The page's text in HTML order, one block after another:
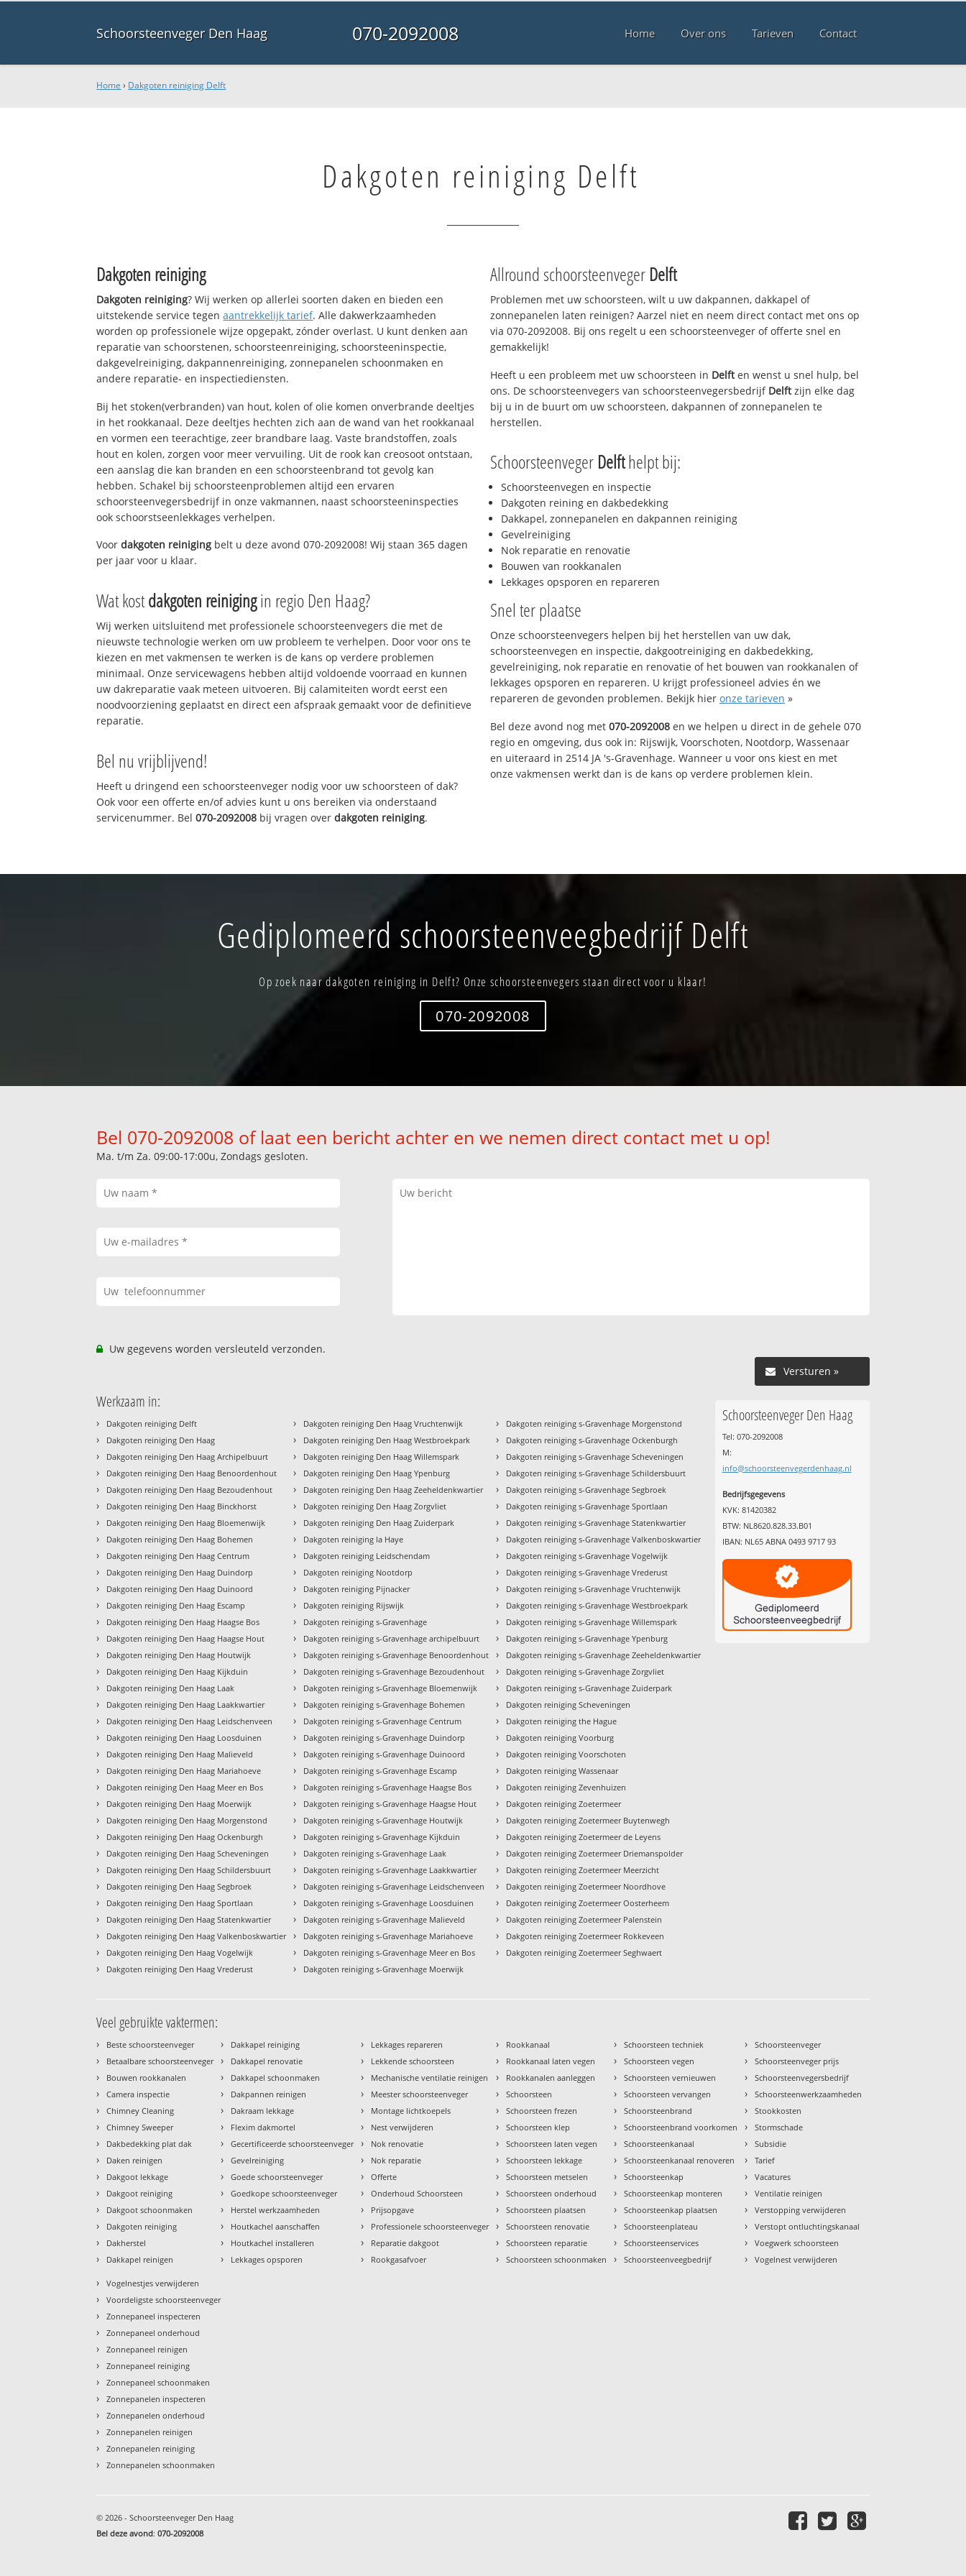
Schoorsteenveger Den Haag 070-2092008 Home Over ons Tarieven Contact
Home › Dakgoten reiniging Delft
Dakgoten reiniging Delft
Dakgoten reiniging
Dakgoten reiniging? Wij werken op allerlei soorten daken en bieden een
uitstekende service tegenaantrekkelijk tarief. Alle dakwerkzaamheden
worden op professionele wijze opgepakt, zónder overlast. U kunt denken aan
reparatie van schoorstenen, schoorsteenreiniging, schoorsteeninspectie,
dakgevelreiniging, dakpannenreiniging, zonnepanelen schoonmaken en
andere reparatie- en inspectiediensten.
Bij het stoken(verbranden) van hout, kolen of olie komen onverbrande deeltjes
in het rookkanaal. Deze deeltjes hechten zich aan de wand van het rookkanaal
en vormen een teerachtige, zeer brandbare laag. Vaste brandstoffen, zoals
hout en kolen, zorgen voor meer vervuiling. Uit de rook kan creosoot ontstaan,
een aanslag die kan branden en een schoorsteenbrand tot gevolg kan
hebben. Schakel bij schoorsteenproblemen altijd een ervaren
schoorsteenvegersbedrijf in onze vakmannen, naast schoorsteeninspecties
ook schoorstseenlekkages verhelpen.
Voordakgoten reiniging belt u deze avond 070-2092008! Wij staan 365 dagen
per jaar voor u klaar.
Wat kostdakgoten reinigingin regio Den Haag?
Wij werken uitsluitend met professionele schoorsteenvegers die met de
nieuwste technologie werken om uw probleem te verhelpen. Door voor ons te
kiezen en met vakmensen te werken is de kans op verdere problemen
minimaal. Onze servicewagens hebben altijd voldoende voorraad en kunnen
uw dakreparatie vaak meteen uitvoeren. Bij calamiteiten wordt eerst een
noodvoorziening geplaatst en direct een afspraak gemaakt voor de definitieve
reparatie.
Bel nu vrijblijvend!
Heeft u dringend een schoorsteenveger nodig voor uw schoorsteen of dak?
Ook voor een offerte en/of advies kunt u ons bereiken via onderstaand
servicenummer. Bel070-2092008 bij vragen overdakgoten reiniging.
Allround schoorsteenveger Delft
Problemen met uw schoorsteen, wilt u uw dakpannen, dakkapel of
zonnepanelen laten reinigen? Aarzel niet en neem direct contact met ons op
via 070-2092008. Bij ons regelt u een schoorsteenveger of offerte snel en
gemakkelijk!
Heeft u een probleem met uw schoorsteen in Delften wenst u snel hulp, bel
ons. De schoorsteenvegers van schoorsteenvegersbedrijf Delftzijn elke dag
bij u in de buurt om uw schoorsteen, dakpannen of zonnepanelen te
herstellen.
Schoorsteenveger Delfthelpt bij:
Schoorsteenvegen en inspectie
Dakgoten reining en dakbedekking
Dakkapel, zonnepanelen en dakpannen reiniging
Gevelreiniging
Nok reparatie en renovatie
Bouwen van rookkanalen
Lekkages opsporen en repareren
Snel ter plaatse
Onze schoorsteenvegers helpen bij het herstellen van uw dak,
schoorsteenvegen en inspectie, dakgootreiniging en dakbedekking,
gevelreiniging, nok reparatie en renovatie of het bouwen van rookkanalen of
lekkages opsporen en repareren. U krijgt professioneel advies én we
repareren de gevonden problemen. Bekijk hier onze tarieven »
Bel deze avond nog met 070-2092008 en we helpen u direct in de gehele 070
regio en omgeving, dus ook in: Rijswijk, Voorschoten, Nootdorp, Wassenaar
en uiteraard in 2514 JA 's-Gravenhage. Wanneer u voor ons kiest en met
onze vakmensen werkt dan is de kans op verdere problemen klein.
Gediplomeerd schoorsteenveegbedrijf Delft
Op zoek naar dakgoten reiniging in Delft? Onze schoorsteenvegers staan direct voor u klaar!
070-2092008
Bel 070-2092008 of laat een bericht achter en we nemen direct contact met u op!
Ma. t/m Za. 09:00-17:00u, Zondags gesloten.
Uw gegevens worden versleuteld verzonden.
Versturen »
Werkzaam in:
› Dakgoten reiniging Delft
› Dakgoten reiniging Den Haag
› Dakgoten reiniging Den Haag Archipelbuurt
› Dakgoten reiniging Den Haag Benoordenhout
› Dakgoten reiniging Den Haag Bezoudenhout
› Dakgoten reiniging Den Haag Binckhorst
› Dakgoten reiniging Den Haag Bloemenwijk
› Dakgoten reiniging Den Haag Bohemen
› Dakgoten reiniging Den Haag Centrum
› Dakgoten reiniging Den Haag Duindorp
› Dakgoten reiniging Den Haag Duinoord
› Dakgoten reiniging Den Haag Escamp
› Dakgoten reiniging Den Haag Haagse Bos
› Dakgoten reiniging Den Haag Haagse Hout
› Dakgoten reiniging Den Haag Houtwijk
› Dakgoten reiniging Den Haag Kijkduin
› Dakgoten reiniging Den Haag Laak
› Dakgoten reiniging Den Haag Laakkwartier
› Dakgoten reiniging Den Haag Leidschenveen
› Dakgoten reiniging Den Haag Loosduinen
› Dakgoten reiniging Den Haag Malieveld
› Dakgoten reiniging Den Haag Mariahoeve
› Dakgoten reiniging Den Haag Meer en Bos
› Dakgoten reiniging Den Haag Moerwijk
› Dakgoten reiniging Den Haag Morgenstond
› Dakgoten reiniging Den Haag Ockenburgh
› Dakgoten reiniging Den Haag Scheveningen
› Dakgoten reiniging Den Haag Schildersbuurt
› Dakgoten reiniging Den Haag Segbroek
› Dakgoten reiniging Den Haag Sportlaan
› Dakgoten reiniging Den Haag Statenkwartier
› Dakgoten reiniging Den Haag Valkenboskwartier
› Dakgoten reiniging Den Haag Vogelwijk
› Dakgoten reiniging Den Haag Vrederust
› Dakgoten reiniging Den Haag Vruchtenwijk
› Dakgoten reiniging Den Haag Westbroekpark
› Dakgoten reiniging Den Haag Willemspark
› Dakgoten reiniging Den Haag Ypenburg
› Dakgoten reiniging Den Haag Zeeheldenkwartier
› Dakgoten reiniging Den Haag Zorgvliet
› Dakgoten reiniging Den Haag Zuiderpark
› Dakgoten reiniging la Haye
› Dakgoten reiniging Leidschendam
› Dakgoten reiniging Nootdorp
› Dakgoten reiniging Pijnacker
› Dakgoten reiniging Rijswijk
› Dakgoten reiniging s-Gravenhage
› Dakgoten reiniging s-Gravenhage archipelbuurt
› Dakgoten reiniging s-Gravenhage Benoordenhout
› Dakgoten reiniging s-Gravenhage Bezoudenhout
› Dakgoten reiniging s-Gravenhage Bloemenwijk
› Dakgoten reiniging s-Gravenhage Bohemen
› Dakgoten reiniging s-Gravenhage Centrum
› Dakgoten reiniging s-Gravenhage Duindorp
› Dakgoten reiniging s-Gravenhage Duinoord
› Dakgoten reiniging s-Gravenhage Escamp
› Dakgoten reiniging s-Gravenhage Haagse Bos
› Dakgoten reiniging s-Gravenhage Haagse Hout
› Dakgoten reiniging s-Gravenhage Houtwijk
› Dakgoten reiniging s-Gravenhage Kijkduin
› Dakgoten reiniging s-Gravenhage Laak
› Dakgoten reiniging s-Gravenhage Laakkwartier
› Dakgoten reiniging s-Gravenhage Leidschenveen
› Dakgoten reiniging s-Gravenhage Loosduinen
› Dakgoten reiniging s-Gravenhage Malieveld
› Dakgoten reiniging s-Gravenhage Mariahoeve
› Dakgoten reiniging s-Gravenhage Meer en Bos
› Dakgoten reiniging s-Gravenhage Moerwijk
› Dakgoten reiniging s-Gravenhage Morgenstond
› Dakgoten reiniging s-Gravenhage Ockenburgh
› Dakgoten reiniging s-Gravenhage Scheveningen
› Dakgoten reiniging s-Gravenhage Schildersbuurt
› Dakgoten reiniging s-Gravenhage Segbroek
› Dakgoten reiniging s-Gravenhage Sportlaan
› Dakgoten reiniging s-Gravenhage Statenkwartier
› Dakgoten reiniging s-Gravenhage Valkenboskwartier
› Dakgoten reiniging s-Gravenhage Vogelwijk
› Dakgoten reiniging s-Gravenhage Vrederust
› Dakgoten reiniging s-Gravenhage Vruchtenwijk
› Dakgoten reiniging s-Gravenhage Westbroekpark
› Dakgoten reiniging s-Gravenhage Willemspark
› Dakgoten reiniging s-Gravenhage Ypenburg
› Dakgoten reiniging s-Gravenhage Zeeheldenkwartier
› Dakgoten reiniging s-Gravenhage Zorgvliet
› Dakgoten reiniging s-Gravenhage Zuiderpark
› Dakgoten reiniging Scheveningen
› Dakgoten reiniging the Hague
› Dakgoten reiniging Voorburg
› Dakgoten reiniging Voorschoten
› Dakgoten reiniging Wassenaar
› Dakgoten reiniging Zevenhuizen
› Dakgoten reiniging Zoetermeer
› Dakgoten reiniging Zoetermeer Buytenwegh
› Dakgoten reiniging Zoetermeer de Leyens
› Dakgoten reiniging Zoetermeer Driemanspolder
› Dakgoten reiniging Zoetermeer Meerzicht
› Dakgoten reiniging Zoetermeer Noordhove
› Dakgoten reiniging Zoetermeer Oosterheem
› Dakgoten reiniging Zoetermeer Palenstein
› Dakgoten reiniging Zoetermeer Rokkeveen
› Dakgoten reiniging Zoetermeer Seghwaert
Schoorsteenveger Den Haag
Tel: 070-2092008
M:
info@schoorsteenvegerdenhaag.nl
Bedrijfsgegevens
KVK: 81420382
BTW: NL8620.828.33.B01
IBAN: NL65 ABNA 0493 9717 93
Veel gebruikte vaktermen:
› Beste schoorsteenveger
› Betaalbare schoorsteenveger
› Bouwen rookkanalen
› Camera inspectie
› Chimney Cleaning
› Chimney Sweeper
› Dakbedekking plat dak
› Daken reinigen
› Dakgoot lekkage
› Dakgoot reiniging
› Dakgoot schoonmaken
› Dakgoten reiniging
› Dakherstel
› Dakkapel reinigen
› Dakkapel reiniging
› Dakkapel renovatie
› Dakkapel schoonmaken
› Dakpannen reinigen
› Dakraam lekkage
› Flexim dakmortel
› Gecertificeerde schoorsteenveger
› Gevelreiniging
› Goede schoorsteenveger
› Goedkope schoorsteenveger
› Herstel werkzaamheden
› Houtkachel aanschaffen
› Houtkachel installeren
› Lekkages opsporen
› Lekkages repareren
› Lekkende schoorsteen
› Mechanische ventilatie reinigen
› Meester schoorsteenveger
› Montage lichtkoepels
› Nest verwijderen
› Nok renovatie
› Nok reparatie
› Offerte
› Onderhoud Schoorsteen
› Prijsopgave
› Professionele schoorsteenveger
› Reparatie dakgoot
› Rookgasafvoer
› Rookkanaal
› Rookkanaal laten vegen
› Rookkanalen aanleggen
› Schoorsteen
› Schoorsteen frezen
› Schoorsteen klep
› Schoorsteen laten vegen
› Schoorsteen lekkage
› Schoorsteen metselen
› Schoorsteen onderhoud
› Schoorsteen plaatsen
› Schoorsteen renovatie
› Schoorsteen reparatie
› Schoorsteen schoonmaken
› Schoorsteen techniek
› Schoorsteen vegen
› Schoorsteen vernieuwen
› Schoorsteen vervangen
› Schoorsteenbrand
› Schoorsteenbrand voorkomen
› Schoorsteenkanaal
› Schoorsteenkanaal renoveren
› Schoorsteenkap
› Schoorsteenkap monteren
› Schoorsteenkap plaatsen
› Schoorsteenplateau
› Schoorsteenservices
› Schoorsteenveegbedrijf
› Schoorsteenveger
› Schoorsteenveger prijs
› Schoorsteenvegersbedrijf
› Schoorsteenwerkzaamheden
› Stookkosten
› Stormschade
› Subsidie
› Tarief
› Vacatures
› Ventilatie reinigen
› Verstopping verwijderen
› Verstopt ontluchtingskanaal
› Voegwerk schoorsteen
› Vogelnest verwijderen
› Vogelnestjes verwijderen
› Voordeligste schoorsteenveger
› Zonnepaneel inspecteren
› Zonnepaneel onderhoud
› Zonnepaneel reinigen
› Zonnepaneel reiniging
› Zonnepaneel schoonmaken
› Zonnepanelen inspecteren
› Zonnepanelen onderhoud
› Zonnepanelen reinigen
› Zonnepanelen reiniging
› Zonnepanelen schoonmaken
© 2026 - Schoorsteenveger Den Haag
Bel deze avond:070-2092008